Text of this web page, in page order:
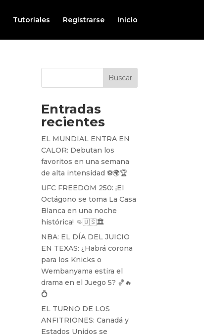
Tutoriales Registrarse Inicio
Buscar
Entradas
recientes
EL MUNDIAL ENTRA EN
CALOR: Debutan los
favoritos en una semana
de alta intensidad ⚽️🌍🏆
UFC FREEDOM 250: ¡El
Octágono se toma La Casa
Blanca en una noche
histórica! 👊🇺🇸🏛️
NBA: EL DÍA DEL JUICIO
EN TEXAS: ¿Habrá corona
para los Knicks o
Wembanyama estira el
drama en el Juego 5? 🏀🔥
💍
EL TURNO DE LOS
ANFITRIONES: Canadá y
Estados Unidos se